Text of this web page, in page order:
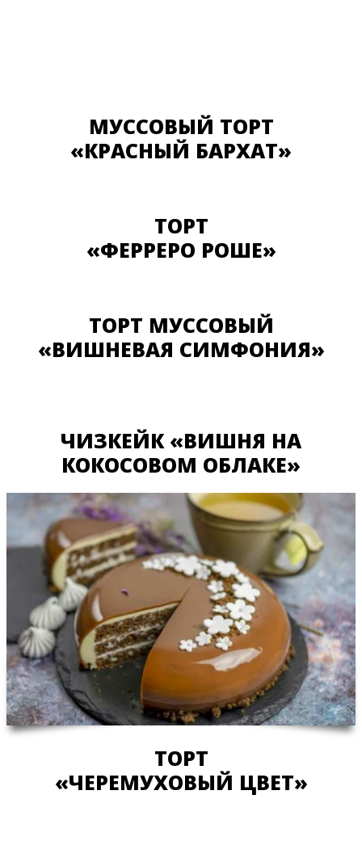
МУССОВЫЙ ТОРТ
«КРАСНЫЙ БАРХАТ»
ТОРТ
«ФЕРРЕРО РОШЕ»
ТОРТ МУССОВЫЙ
«ВИШНЕВАЯ СИМФОНИЯ»
ЧИЗКЕЙК «ВИШНЯ НА
КОКОСОВОМ ОБЛАКЕ»
ТОРТ
«ЧЕРЕМУХОВЫЙ ЦВЕТ»